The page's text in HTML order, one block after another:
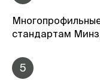
стандартам
5